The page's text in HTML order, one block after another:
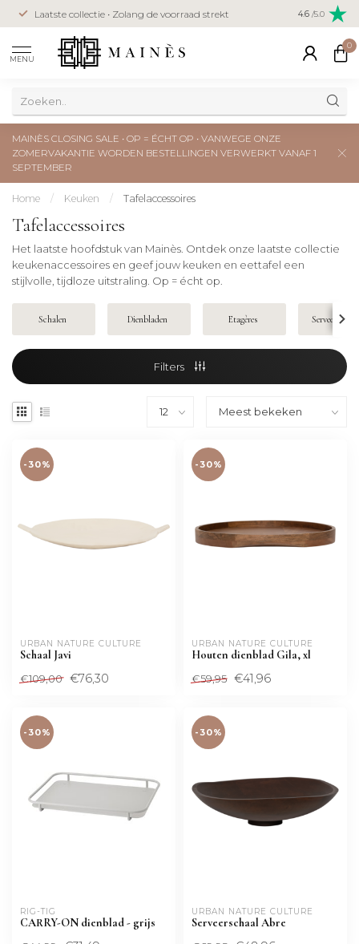
Laatste collectie • Zolang de voorraad strekt Veilig
creditcard
4.6 /5.0
MENU
0
MAINÈS CLOSING SALE • OP = ÉCHT OP • VANWEGE ONZE
ZOMERVAKANTIE WORDEN BESTELLINGEN VERWERKT VANAF 1
SEPTEMBER
Home / Keuken / Tafelaccessoires
Tafelaccessoires
Het laatste hoofdstuk van Mainès. Ontdek onze laatste collectie
keukenaccessoires en geef jouw keuken en eettafel een
stijlvolle, tijdloze uitstraling. Op = écht op.
Schalen Dienbladen Etagères
Filters
-30%
URBAN NATURE CULTURE
Schaal Javi
€109,00 €76,30
-30%
URBAN NATURE CULTURE
Houten dienblad Gila, xl
€59,95 €41,96
-30%
RIG-TIG
CARRY-ON dienblad - grijs
-30%
URBAN NATURE CULTURE
Serveerschaal Abre